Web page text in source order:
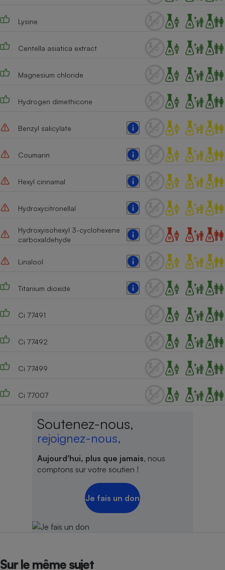
Lysine
Centella asiatica extract
Magnesium chloride
Hydrogen dimethicone
Benzyl salicylate
Coumarin
Hexyl cinnamal
Hydroxycitronellal
Hydroxyisohexyl 3-cyclohexene
carboxaldehyde
Linalool
Titanium dioxide
Ci 77491
Ci 77492
Ci 77499
Ci 77007
Soutenez-nous,
rejoignez-nous,
Aujourd'hui, plus que jamais, nous
comptons sur votre soutien !
Je fais un don
Sur le même sujet